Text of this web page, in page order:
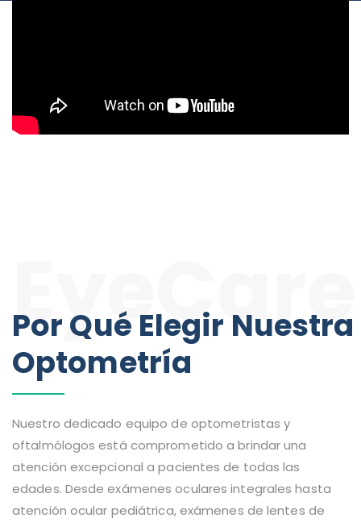
EyeCare
Por Qué Elegir Nuestra
Optometría
Nuestro dedicado equipo de optometristas y
oftalmólogos está comprometido a brindar una
atención excepcional a pacientes de todas las
edades. Desde exámenes oculares integrales hasta
atención ocular pediátrica, exámenes de lentes de